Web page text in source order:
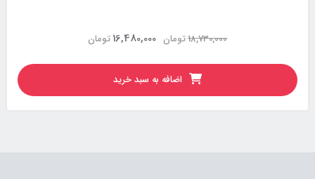
تومان18,730,000 تومان16,480,000
اضافه به سبد خرید